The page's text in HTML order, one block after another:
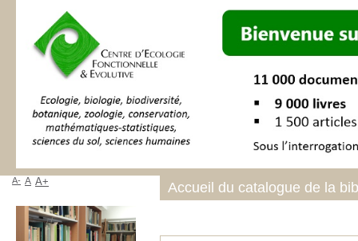
Accueil du catalogue de la
A- A A+